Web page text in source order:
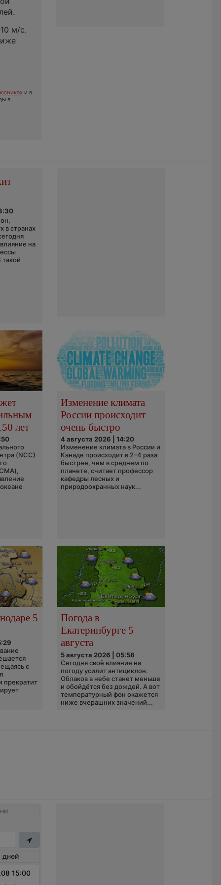
м/с.
и в
в
в странах
на
такой
лет
(NCC)
Изменение климата
России происходит
очень быстро
4 августа 2026 | 14:20
Изменение климата в России и
Канаде происходит в 2–4 раза
быстрее, чем в среднем по
планете, считает профессор
кафедры лесных и
природоохранных наук...
5
с
прекратит
Погода в
Екатеринбурге 5
августа
5 августа 2026 | 05:58
Сегодня своё влияние на
погоду усилит антициклон.
Облаков в небе станет меньше
и обойдётся без дождей. А вот
температурный фон окажется
ниже вчерашних значений...
дней
15:00